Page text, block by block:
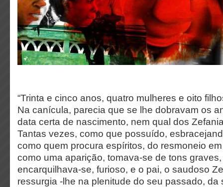
“Trinta e cinco anos, quatro mulheres e oito
Na canícula, parecia que se lhe dobravam os
data certa de nascimento, nem qual dos
Tantas vezes, como que possuído,
como quem procura espíritos, do resmoneio
como uma aparição, tomava-se de tons
encarquilhava-se, furioso, e o pai, o saudoso
ressurgia -lhe na plenitude do seu passado, da